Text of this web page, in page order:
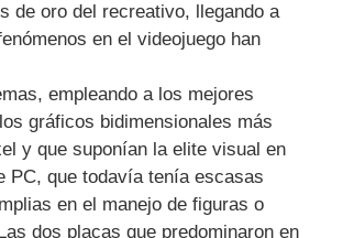
de oro del recreativo, llegando a
en el videojuego han
empleando a los mejores
gráficos bidimensionales más
y que suponían la elite visual en
PC, que todavía tenía escasas
en el manejo de figuras o
dos placas que predominaron en